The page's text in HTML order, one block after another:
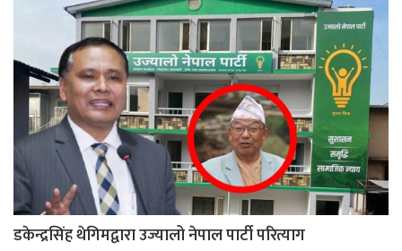
डकेन्द्रसिंह थेगिमद्वारा उज्यालो नेपाल पार्टी परित्याग